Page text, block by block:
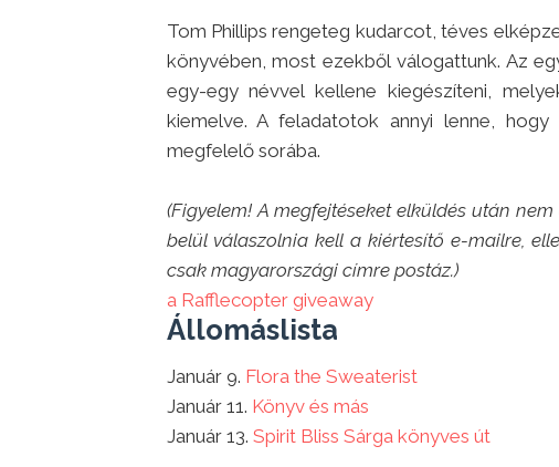
Tom Phillips rengeteg kudarcot, téves
könyvében, most ezekből válogattunk. Az
egy-egy névvel kellene kiegészíteni,
kiemelve. A feladatotok annyi lenne,
megfelelő sorába.
(Figyelem! A megfejtéseket elküldés után
belül válaszolnia kell a kiértesítő e-mailre,
csak magyarországi címre postáz.)
a Rafflecopter giveaway
Állomáslista
Január 9. Flora the Sweaterist
Január 11. Könyv és más
Január 13. Spirit Bliss Sárga könyves út